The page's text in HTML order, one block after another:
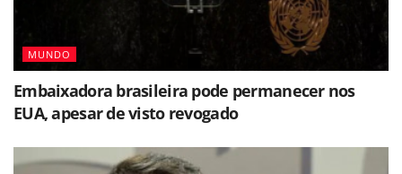
MUNDO
Embaixadora brasileira pode permanecer nos
EUA, apesar de visto revogado